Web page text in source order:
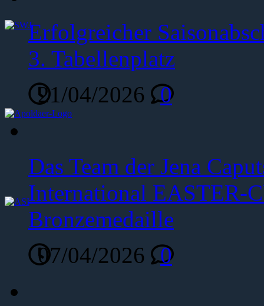
Erfolgreicher
3. Tabellenplatz
21/04/2026
0
Das Team der Jena
International EASTER-
Bronzemedaille
07/04/2026
0